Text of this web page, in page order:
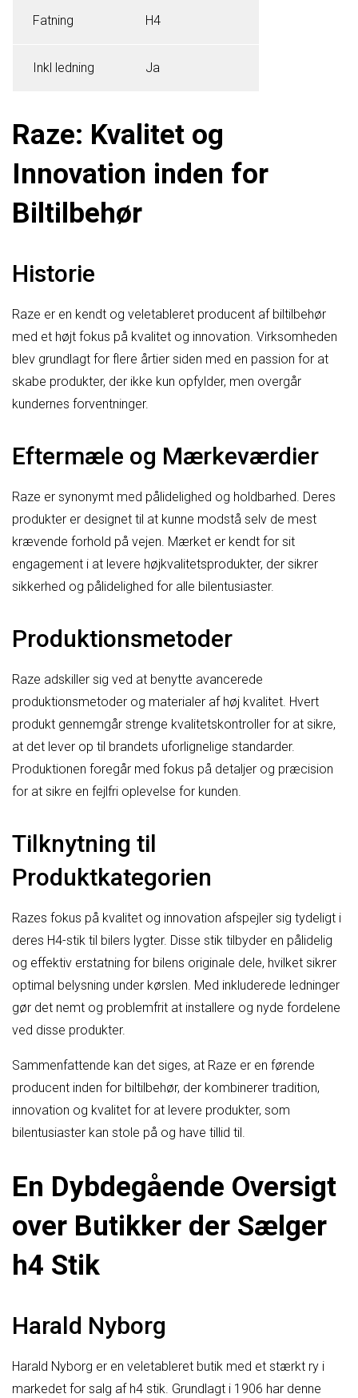
Fatning H4
Inkl ledning Ja
Raze: Kvalitet og
Innovation inden for
Biltilbehør
Historie
Raze er en kendt og veletableret producent af biltilbehør
med et højt fokus på kvalitet og innovation. Virksomheden
blev grundlagt for flere årtier siden med en passion for at
skabe produkter, der ikke kun opfylder, men overgår
kundernes forventninger.
Eftermæle og Mærkeværdier
Raze er synonymt med pålidelighed og holdbarhed. Deres
produkter er designet til at kunne modstå selv de mest
krævende forhold på vejen. Mærket er kendt for sit
engagement i at levere højkvalitetsprodukter, der sikrer
sikkerhed og pålidelighed for alle bilentusiaster.
Produktionsmetoder
Raze adskiller sig ved at benytte avancerede
produktionsmetoder og materialer af høj kvalitet. Hvert
produkt gennemgår strenge kvalitetskontroller for at sikre,
at det lever op til brandets uforlignelige standarder.
Produktionen foregår med fokus på detaljer og præcision
for at sikre en fejlfri oplevelse for kunden.
Tilknytning til
Produktkategorien
Razes fokus på kvalitet og innovation afspejler sig tydeligt i
deres H4-stik til bilers lygter. Disse stik tilbyder en pålidelig
og effektiv erstatning for bilens originale dele, hvilket sikrer
optimal belysning under kørslen. Med inkluderede ledninger
gør det nemt og problemfrit at installere og nyde fordelene
ved disse produkter.
Sammenfattende kan det siges, at Raze er en førende
producent inden for biltilbehør, der kombinerer tradition,
innovation og kvalitet for at levere produkter, som
bilentusiaster kan stole på og have tillid til.
En Dybdegående Oversigt
over Butikker der Sælger
h4 Stik
Harald Nyborg
Harald Nyborg er en veletableret butik med et stærkt ry i
markedet for salg af h4 stik. Grundlagt i 1906 har denne